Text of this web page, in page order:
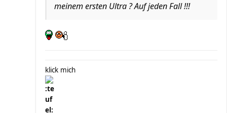
meinem ersten Ultra ? Auf jeden Fall !!!
klick mich